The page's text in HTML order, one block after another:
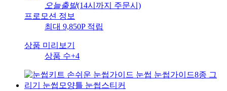
오늘출발(14시까지 주문시)
프로모션 정보
최대 9,850P 적립
상품 미리보기
상품 수+4